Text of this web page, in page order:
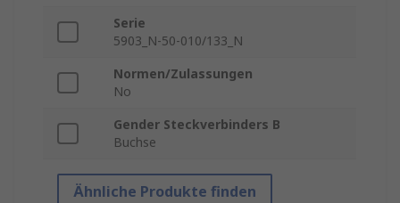
Serie
5903_N-50-010/133_N
Normen/Zulassungen
No
Gender Steckverbinders B
Buchse
Ähnliche Produkte finden